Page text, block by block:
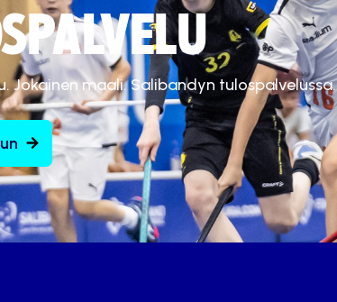
Jokainen maali. Salibandyn tulospalvelussa.